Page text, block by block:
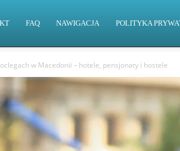
FAQ NAWIGACJA POLITYKA
w Macedonii – hotele, pensjonaty i hostele